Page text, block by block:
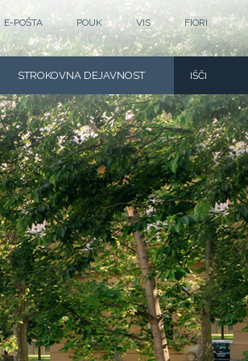
E-POŠTA POUK VIS FIORI
STROKOVNA DEJAVNOST